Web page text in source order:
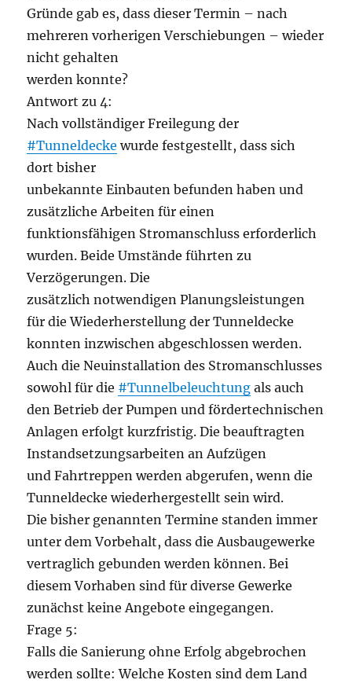
Gründe gab es, dass dieser Termin – nach
mehreren vorherigen Verschiebungen – wieder
nicht gehalten
werden konnte?
Antwort zu 4:
Nach vollständiger Freilegung der
#Tunneldecke wurde festgestellt, dass sich
dort bisher
unbekannte Einbauten befunden haben und
zusätzliche Arbeiten für einen
funktionsfähigen Stromanschluss erforderlich
wurden. Beide Umstände führten zu
Verzögerungen. Die
zusätzlich notwendigen Planungsleistungen
für die Wiederherstellung der Tunneldecke
konnten inzwischen abgeschlossen werden.
Auch die Neuinstallation des Stromanschlusses
sowohl für die #Tunnelbeleuchtung als auch
den Betrieb der Pumpen und fördertechnischen
Anlagen erfolgt kurzfristig. Die beauftragten
Instandsetzungsarbeiten an Aufzügen
und Fahrtreppen werden abgerufen, wenn die
Tunneldecke wiederhergestellt sein wird.
Die bisher genannten Termine standen immer
unter dem Vorbehalt, dass die Ausbaugewerke
vertraglich gebunden werden können. Bei
diesem Vorhaben sind für diverse Gewerke
zunächst keine Angebote eingegangen.
Frage 5:
Falls die Sanierung ohne Erfolg abgebrochen
werden sollte: Welche Kosten sind dem Land